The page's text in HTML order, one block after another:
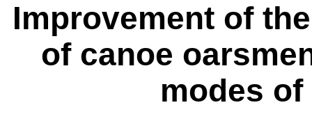
Improvement of
of canoe
modes